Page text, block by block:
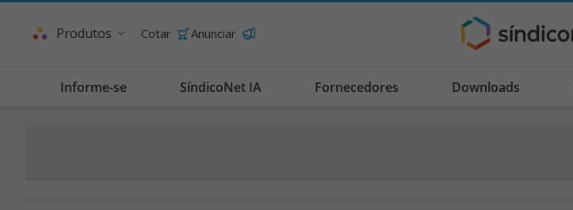
Produtos Cotar Anunciar
Informe-se SíndicoNet IA Fornecedores Downloads